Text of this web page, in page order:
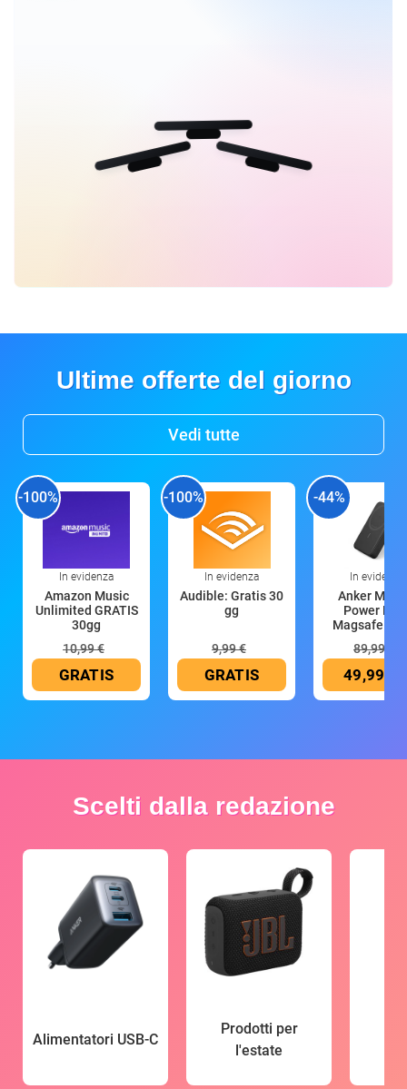
Ultime offerte del giorno
Vedi tutte
-100%
In evidenza
Amazon Music
Unlimited GRATIS
30gg
10,99 €
GRATIS
-100%
In evidenza
Audible: Gratis 30
gg
9,99 €
GRATIS
-44%
In evidenza
Anker
Power
Magsafe
89,99 €
49,99 €
Scelti dalla redazione
Alimentatori USB-C
Prodotti per
l'estate